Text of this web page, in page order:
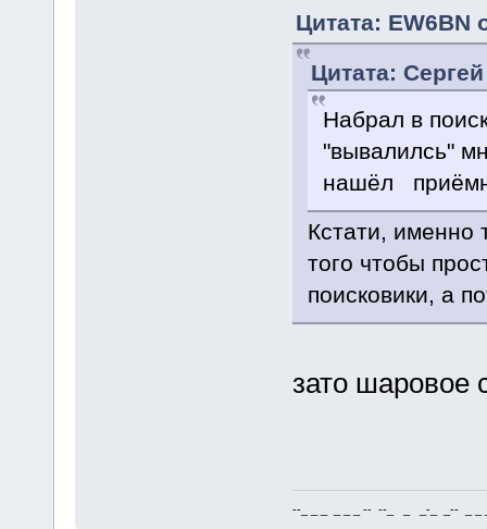
Цитата: EW6BN
Цитата:
Набрал в
"вывалилсь"
нашёл
Кстати, именно
того чтобы
поисковики, а
зато шаровое
--_ _ _ _ _ _ -- --_ _ _-_ _-- _ _